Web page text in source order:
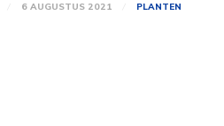
6 AUGUSTUS 2021 PLANTEN